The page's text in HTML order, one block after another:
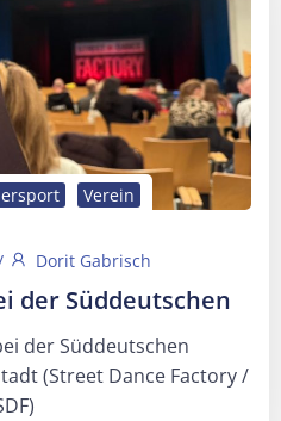
Verein
Dorit Gabrisch
der Süddeutschen
der Süddeutschen
(Street Dance Factory /